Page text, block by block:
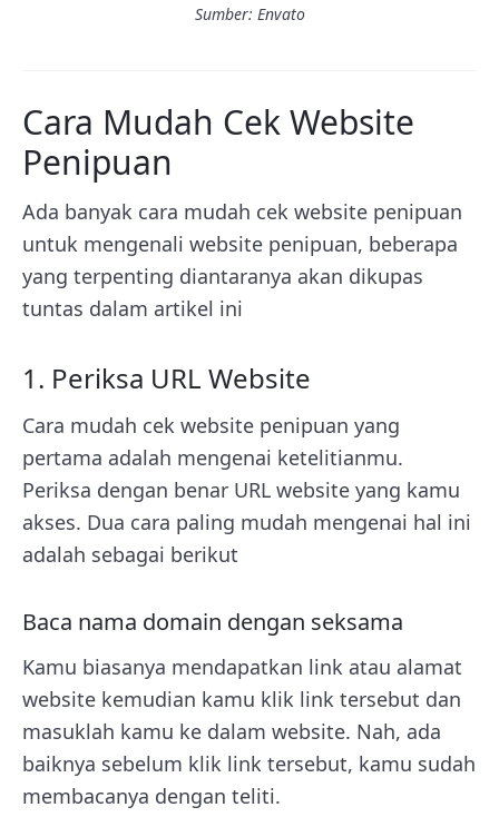
Sumber: Envato
Cara Mudah Cek Website
Penipuan
Ada banyak cara mudah cek website penipuan
untuk mengenali website penipuan, beberapa
yang terpenting diantaranya akan dikupas
tuntas dalam artikel ini
1. Periksa URL Website
Cara mudah cek website penipuan yang
pertama adalah mengenai ketelitianmu.
Periksa dengan benar URL website yang kamu
akses. Dua cara paling mudah mengenai hal ini
adalah sebagai berikut
Baca nama domain dengan seksama
Kamu biasanya mendapatkan link atau alamat
website kemudian kamu klik link tersebut dan
masuklah kamu ke dalam website. Nah, ada
baiknya sebelum klik link tersebut, kamu sudah
membacanya dengan teliti.